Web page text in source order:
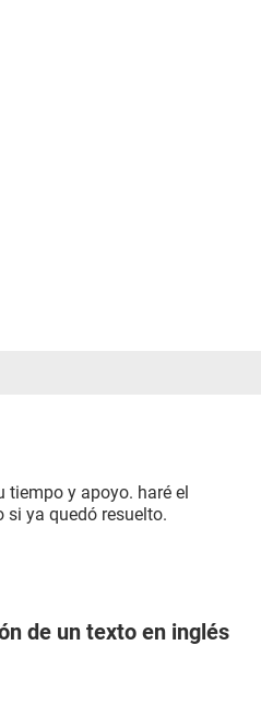
tiempo y apoyo. haré el
si ya quedó resuelto.
de un texto en inglés